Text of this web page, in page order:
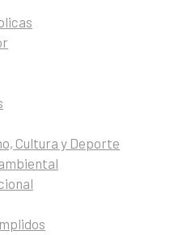
Cultura y Deporte